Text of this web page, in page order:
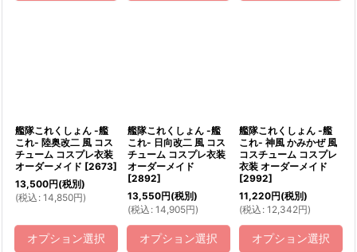
艦隊これくしょん -艦
これ- 陸奥改二 風 コス
チューム コスプレ衣装
オーダーメイド [2673]
13,500円(税別)
(税込 : 14,850円)
オプション選択
艦隊これくしょん -艦
これ- 日向改二 風 コス
チューム コスプレ衣装
オーダーメイド
[2892]
13,550円(税別)
(税込 : 14,905円)
オプション選択
艦隊これくしょん -艦
これ- 神風 かみかぜ 風
コスチューム コスプレ
衣装 オーダーメイド
[2992]
11,220円(税別)
(税込 : 12,342円)
オプション選択